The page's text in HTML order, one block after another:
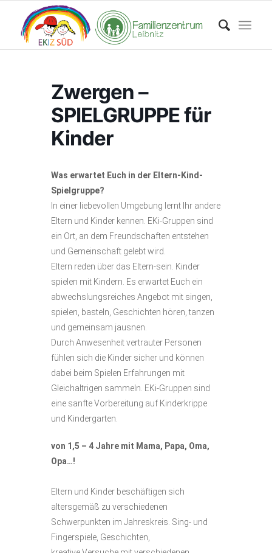
Zwergen –
SPIELGRUPPE für
Kinder
Was erwartet Euch in der Eltern-Kind-
Spielgruppe?
In einer liebevollen Umgebung lernt Ihr andere
Eltern und Kinder kennen. EKi-Gruppen sind
ein Ort, an dem Freundschaften entstehen
und Gemeinschaft gelebt wird.
Eltern reden über das Eltern-sein. Kinder
spielen mit Kindern. Es erwartet Euch ein
abwechslungsreiches Angebot mit singen,
spielen, basteln, Geschichten hören, tanzen
und gemeinsam jausnen.
Durch Anwesenheit vertrauter Personen
fühlen sich die Kinder sicher und können
dabei beim Spielen Erfahrungen mit
Gleichaltrigen sammeln. EKi-Gruppen sind
eine sanfte Vorbereitung auf Kinderkrippe
und Kindergarten.
von 1,5 – 4 Jahre mit Mama, Papa, Oma,
Opa…!
Eltern und Kinder beschäftigen sich
altersgemäß zu verschiedenen
Schwerpunkten im Jahreskreis. Sing- und
Fingerspiele, Geschichten,